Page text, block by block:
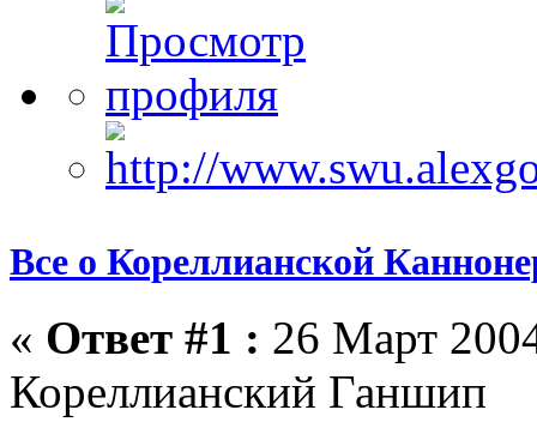
Все о Кореллианской
« Ответ #1 : 26 Март
Кореллианский Ганшип